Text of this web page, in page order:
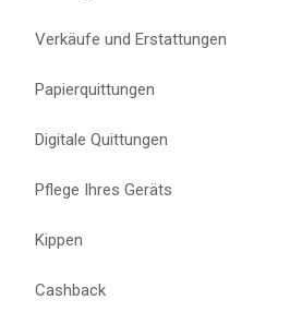
Verkäufe und Erstattungen
Papierquittungen
Digitale Quittungen
Pflege Ihres Geräts
Kippen
Cashback